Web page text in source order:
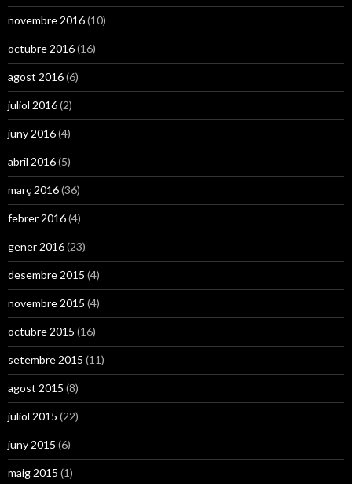
novembre 2016(10)
octubre 2016(16)
agost 2016(6)
juliol 2016(2)
juny 2016(4)
abril 2016(5)
març 2016(36)
febrer 2016(4)
gener 2016(23)
desembre 2015 (4)
novembre 2015 (4)
octubre 2015 (16)
setembre 2015 (11)
agost 2015 (8)
juliol 2015 (22)
juny 2015 (6)
maig 2015 (1)